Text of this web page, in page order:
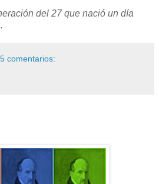
del 27 que nació un día
comentarios: